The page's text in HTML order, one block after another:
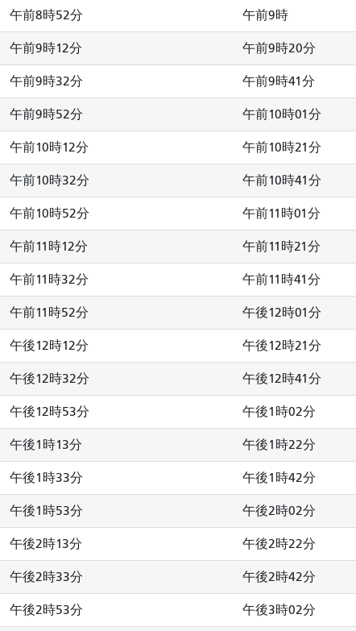
午前8時52分 午前9時
午前9時12分 午前9時20分
午前9時32分 午前9時41分
午前9時52分 午前10時01分
午前10時12分 午前10時21分
午前10時32分 午前10時41分
午前10時52分 午前11時01分
午前11時12分 午前11時21分
午前11時32分 午前11時41分
午前11時52分 午後12時01分
午後12時12分 午後12時21分
午後12時32分 午後12時41分
午後12時53分 午後1時02分
午後1時13分 午後1時22分
午後1時33分 午後1時42分
午後1時53分 午後2時02分
午後2時13分 午後2時22分
午後2時33分 午後2時42分
午後2時53分 午後3時02分